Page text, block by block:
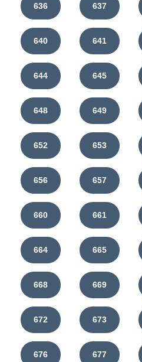
636 637
640 641
644 645
648 649
652 653
656 657
660 661
664 665
668 669
672 673
676 677